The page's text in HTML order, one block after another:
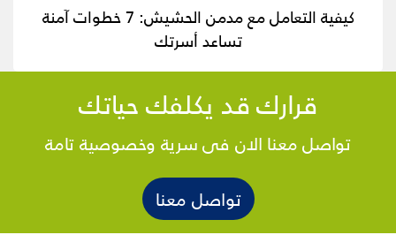
كيفية التعامل مع مدمن الحشيش: 7 خطوات آمنة
تساعد أسرتك
قرارك قد يكلفك حياتك
تواصل معنا الان فى سرية وخصوصية تامة
تواصل معنا